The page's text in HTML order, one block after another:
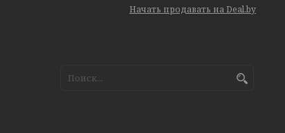
Начать продавать на Deal.by